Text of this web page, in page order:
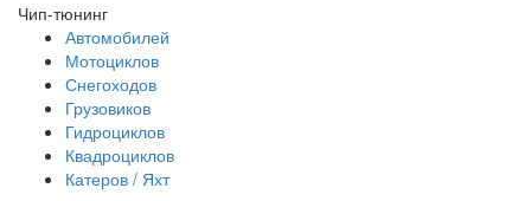
Чип-тюнинг
Автомобилей
Мотоциклов
Снегоходов
Грузовиков
Гидроциклов
Квадроциклов
Катеров / Яхт